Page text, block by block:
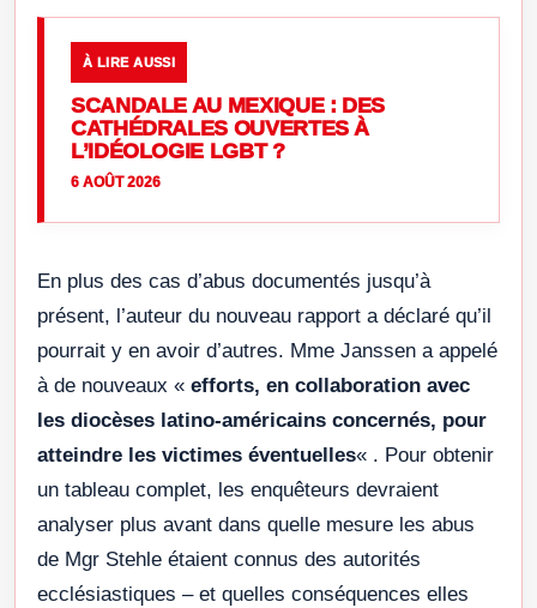
À LIRE AUSSI
SCANDALE AU MEXIQUE : DES
CATHÉDRALES OUVERTES À
L’IDÉOLOGIE LGBT ?
6 AOÛT 2026
En plus des cas d’abus documentés jusqu’à
présent, l’auteur du nouveau rapport a déclaré qu’il
pourrait y en avoir d’autres. Mme Janssen a appelé
à de nouveaux « efforts, en collaboration avec
les diocèses latino-américains concernés, pour
atteindre les victimes éventuelles« . Pour obtenir
un tableau complet, les enquêteurs devraient
analyser plus avant dans quelle mesure les abus
de Mgr Stehle étaient connus des autorités
ecclésiastiques – et quelles conséquences elles